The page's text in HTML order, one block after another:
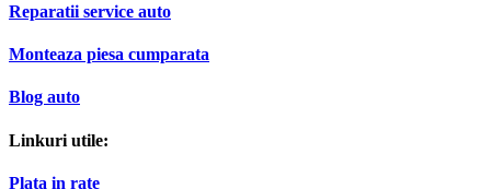
Reparatii service auto
Monteaza piesa cumparata
Blog auto
Linkuri utile:
Plata in rate